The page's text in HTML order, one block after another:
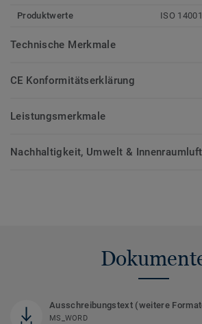
Produktwerte ISO 14001
Technische Merkmale
CE Konformitätserklärung
Leistungsmerkmale
Nachhaltigkeit, Umwelt &
Ausschreibungstext (weitere
MS_WORD